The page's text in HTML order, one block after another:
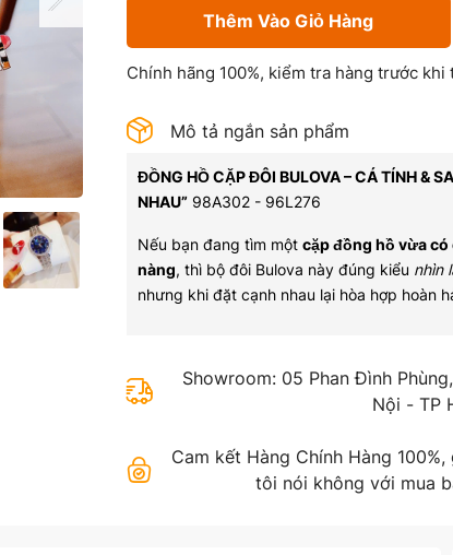
Thêm Vào Giỏ Hàng
Chính hãng 100%, kiểm tra hàng trước khi
Mô tả ngắn sản phẩm
ĐỒNG HỒ CẶP ĐÔI BULOVA – CÁ TÍNH &
NHAU” 98A302 - 96L276
Nếu bạn đang tìm mộtcặp đồng hồ vừa có
nàng, thì bộ đôi Bulova này đúng kiểu nhìn
nhưng khi đặt cạnh nhau lại hòa hợp hoàn
Showroom: 05 Phan Đình
Nội - TP
Cam kết Hàng Chính Hàng
tôi nói không với mua